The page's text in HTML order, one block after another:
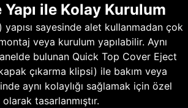
Yapı ile Kolay Kurulum
sayesinde alet kullanmadan çok
veya kurulum yapılabilir. Aynı
bulunan Quick Top Cover Eject
çıkarma klipsi) ile bakım veya
aynı kolaylığı sağlamak için özel
olarak tasarlanmıştır.